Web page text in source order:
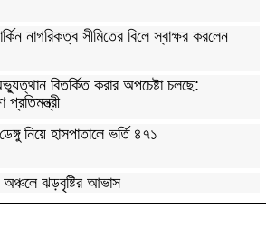
নাগরিকত্ব সীমিতের বিলে স্বাক্ষর করলেন
বিতর্কিত করার অপচেষ্টা চলছে:
নিয়ে হাসপাতালে ভর্তি ৪৭১
অঞ্চলে ঝড়বৃষ্টির আভাস